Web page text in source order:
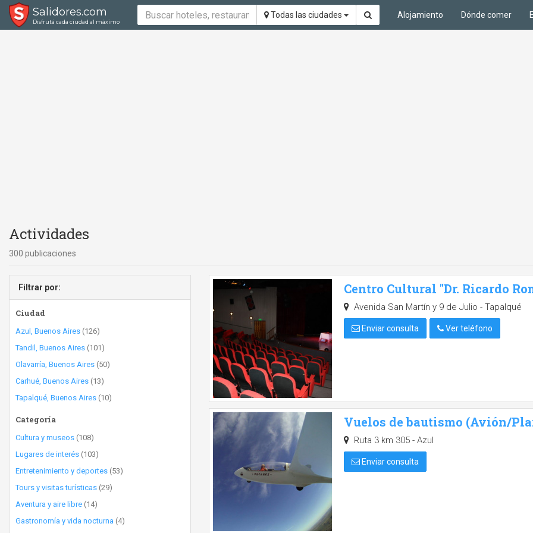
Salidores.com
Disfrutá cada ciudad al máximo
Todas las ciudades Alojamiento Dónde comer
Actividades
300 publicaciones
Filtrar por:
Ciudad
Azul, Buenos Aires (126)
Tandil, Buenos Aires (101)
Olavarría, Buenos Aires (50)
Carhué, Buenos Aires (13)
Tapalqué, Buenos Aires (10)
Categoría
Cultura y museos (108)
Lugares de interés (103)
Entretenimiento y deportes (53)
Tours y visitas turísticas (29)
Aventura y aire libre (14)
Gastronomía y vida nocturna (4)
Centro Cultural "Dr. Ricardo
Avenida San Martín y 9 de Julio - Tapalqué
Enviar consulta Ver teléfono
Vuelos de bautismo (Avión/
Ruta 3 km 305 - Azul
Enviar consulta